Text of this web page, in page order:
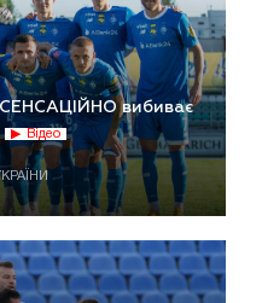
вибиває
Відео